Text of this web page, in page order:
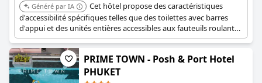
Généré par IA
Cet hôtel propose des caractéristiques
d'accessibilité spécifiques telles que des toilettes avec barres
d'appui et des unités entières accessibles aux fauteuils roulants.
Il dispose également d'une rampe à l'entrée principale, d'un
ascenseur avec une large porte, et de chemins accessibles aux
fauteuils roulants menant à l'ascenseur et au restaurant.
PRIME TOWN - Posh & Port Hotel
PHUKET